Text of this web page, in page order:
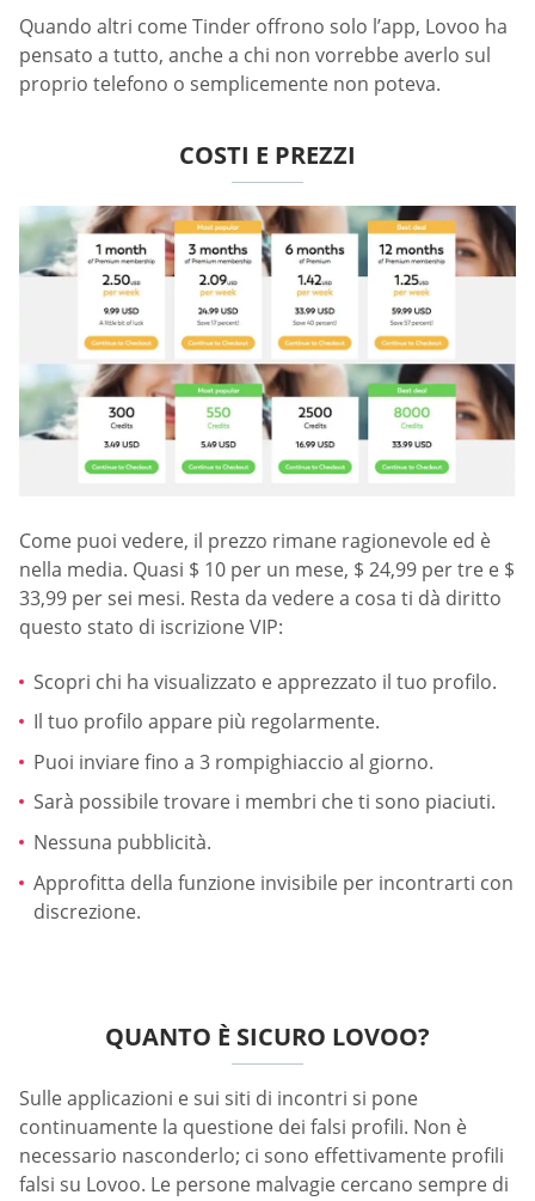
Quando altri come Tinder offrono solo l’app, Lovoo ha
pensato a tutto, anche a chi non vorrebbe averlo sul
proprio telefono o semplicemente non poteva.
COSTI E PREZZI
Come puoi vedere, il prezzo rimane ragionevole ed è
nella media. Quasi $ 10 per un mese, $ 24,99 per tre e $
33,99 per sei mesi. Resta da vedere a cosa ti dà diritto
questo stato di iscrizione VIP:
Scopri chi ha visualizzato e apprezzato il tuo profilo.
Il tuo profilo appare più regolarmente.
Puoi inviare fino a 3 rompighiaccio al giorno.
Sarà possibile trovare i membri che ti sono piaciuti.
Nessuna pubblicità.
Approfitta della funzione invisibile per incontrarti con
discrezione.
QUANTO È SICURO LOVOO?
Sulle applicazioni e sui siti di incontri si pone
continuamente la questione dei falsi profili. Non è
necessario nasconderlo; ci sono effettivamente profili
falsi su Lovoo. Le persone malvagie cercano sempre di